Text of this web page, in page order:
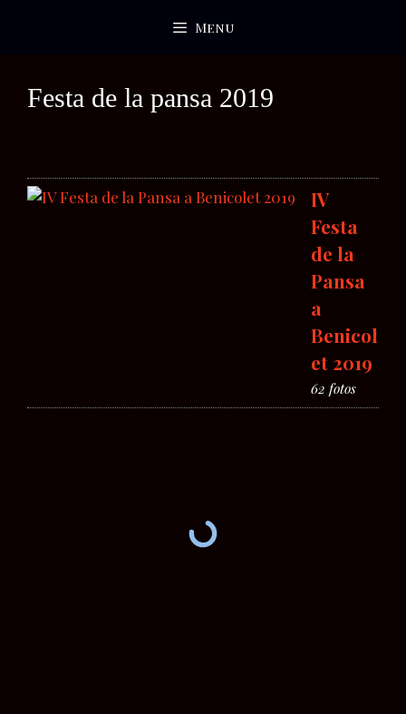
Menu
Festa de la pansa 2019
IV
Festa
de la
Pansa
a
Benicol
et 2019
62 fotos